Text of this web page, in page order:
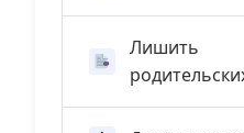
Лишить